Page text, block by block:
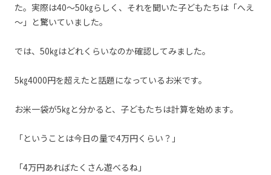
た。実際は40～50㎏らしく、それを聞いた子どもたちは「へえ
～」と驚いていました。
では、50㎏はどれくらいなのか確認してみました。
5㎏4000円を超えたと話題になっているお米です。
お米一袋が5㎏と分かると、子どもたちは計算を始めます。
「ということは今日の量で4万円くらい？」
「4万円あればたくさん遊べるね」